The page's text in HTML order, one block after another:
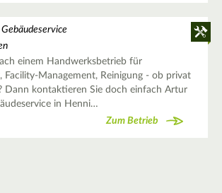
einem Handwerksbetrieb für
Facility-Management, Reinigung - ob privat
Dann kontaktieren Sie doch einfach Artur
in Henni…
Zum Betrieb